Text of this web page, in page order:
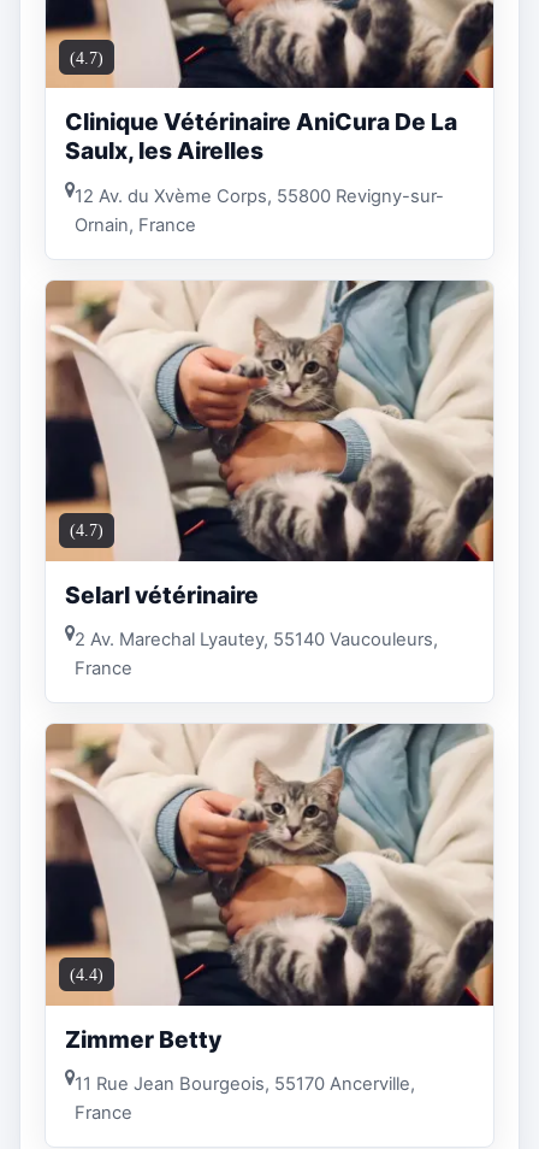
(4.7)
Clinique Vétérinaire AniCura De La
Saulx, les Airelles
12 Av. du Xvème Corps, 55800 Revigny-sur-
Ornain, France
(4.7)
Selarl vétérinaire
2 Av. Marechal Lyautey, 55140 Vaucouleurs,
France
(4.4)
Zimmer Betty
11 Rue Jean Bourgeois, 55170 Ancerville,
France